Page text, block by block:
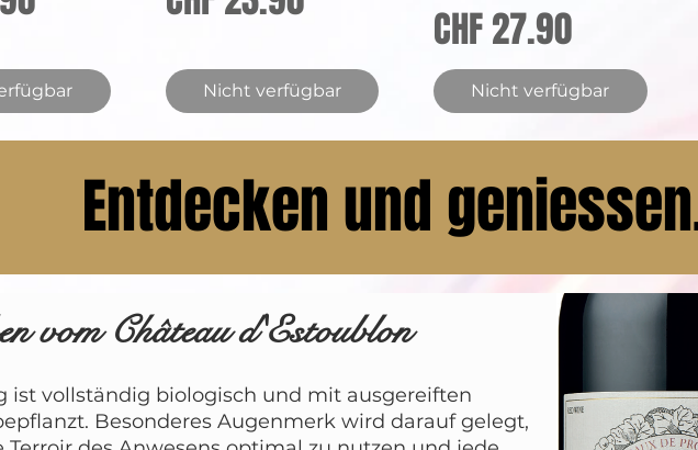
Nicht verfügbar
Preis
CHF 27.90
Nicht verfügbar
Entdecken und
vom Château d'Estoublon
ist vollständig biologisch und mit ausgereiften
Besonderes Augenmerk wird darauf gelegt,